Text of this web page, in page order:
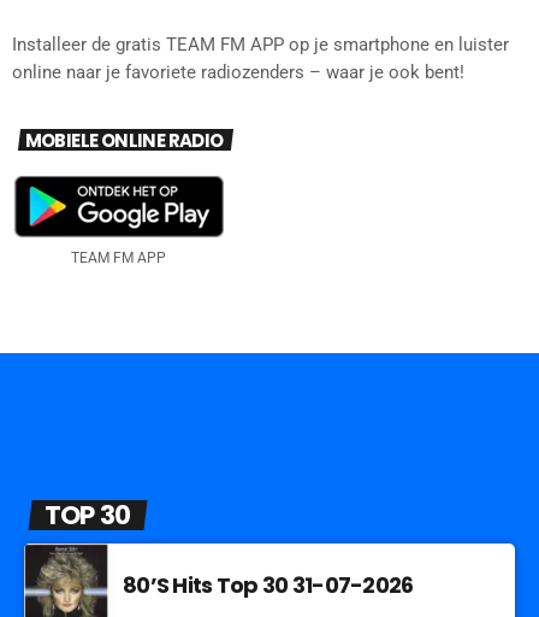
Installeer de gratis TEAM FM APP op je smartphone en luister
online naar je favoriete radiozenders – waar je ook bent!
MOBIELE ONLINE RADIO
TEAM FM APP
TOP 30
80’S Hits Top 30 31-07-2026